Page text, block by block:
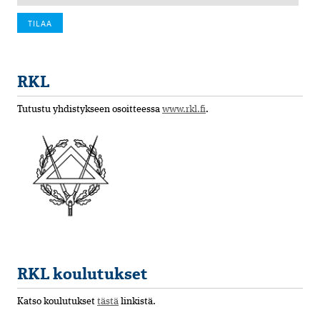
RKL
Tutustu yhdistykseen osoitteessa www.rkl.fi.
RKL koulutukset
Katso koulutukset tästä linkistä.